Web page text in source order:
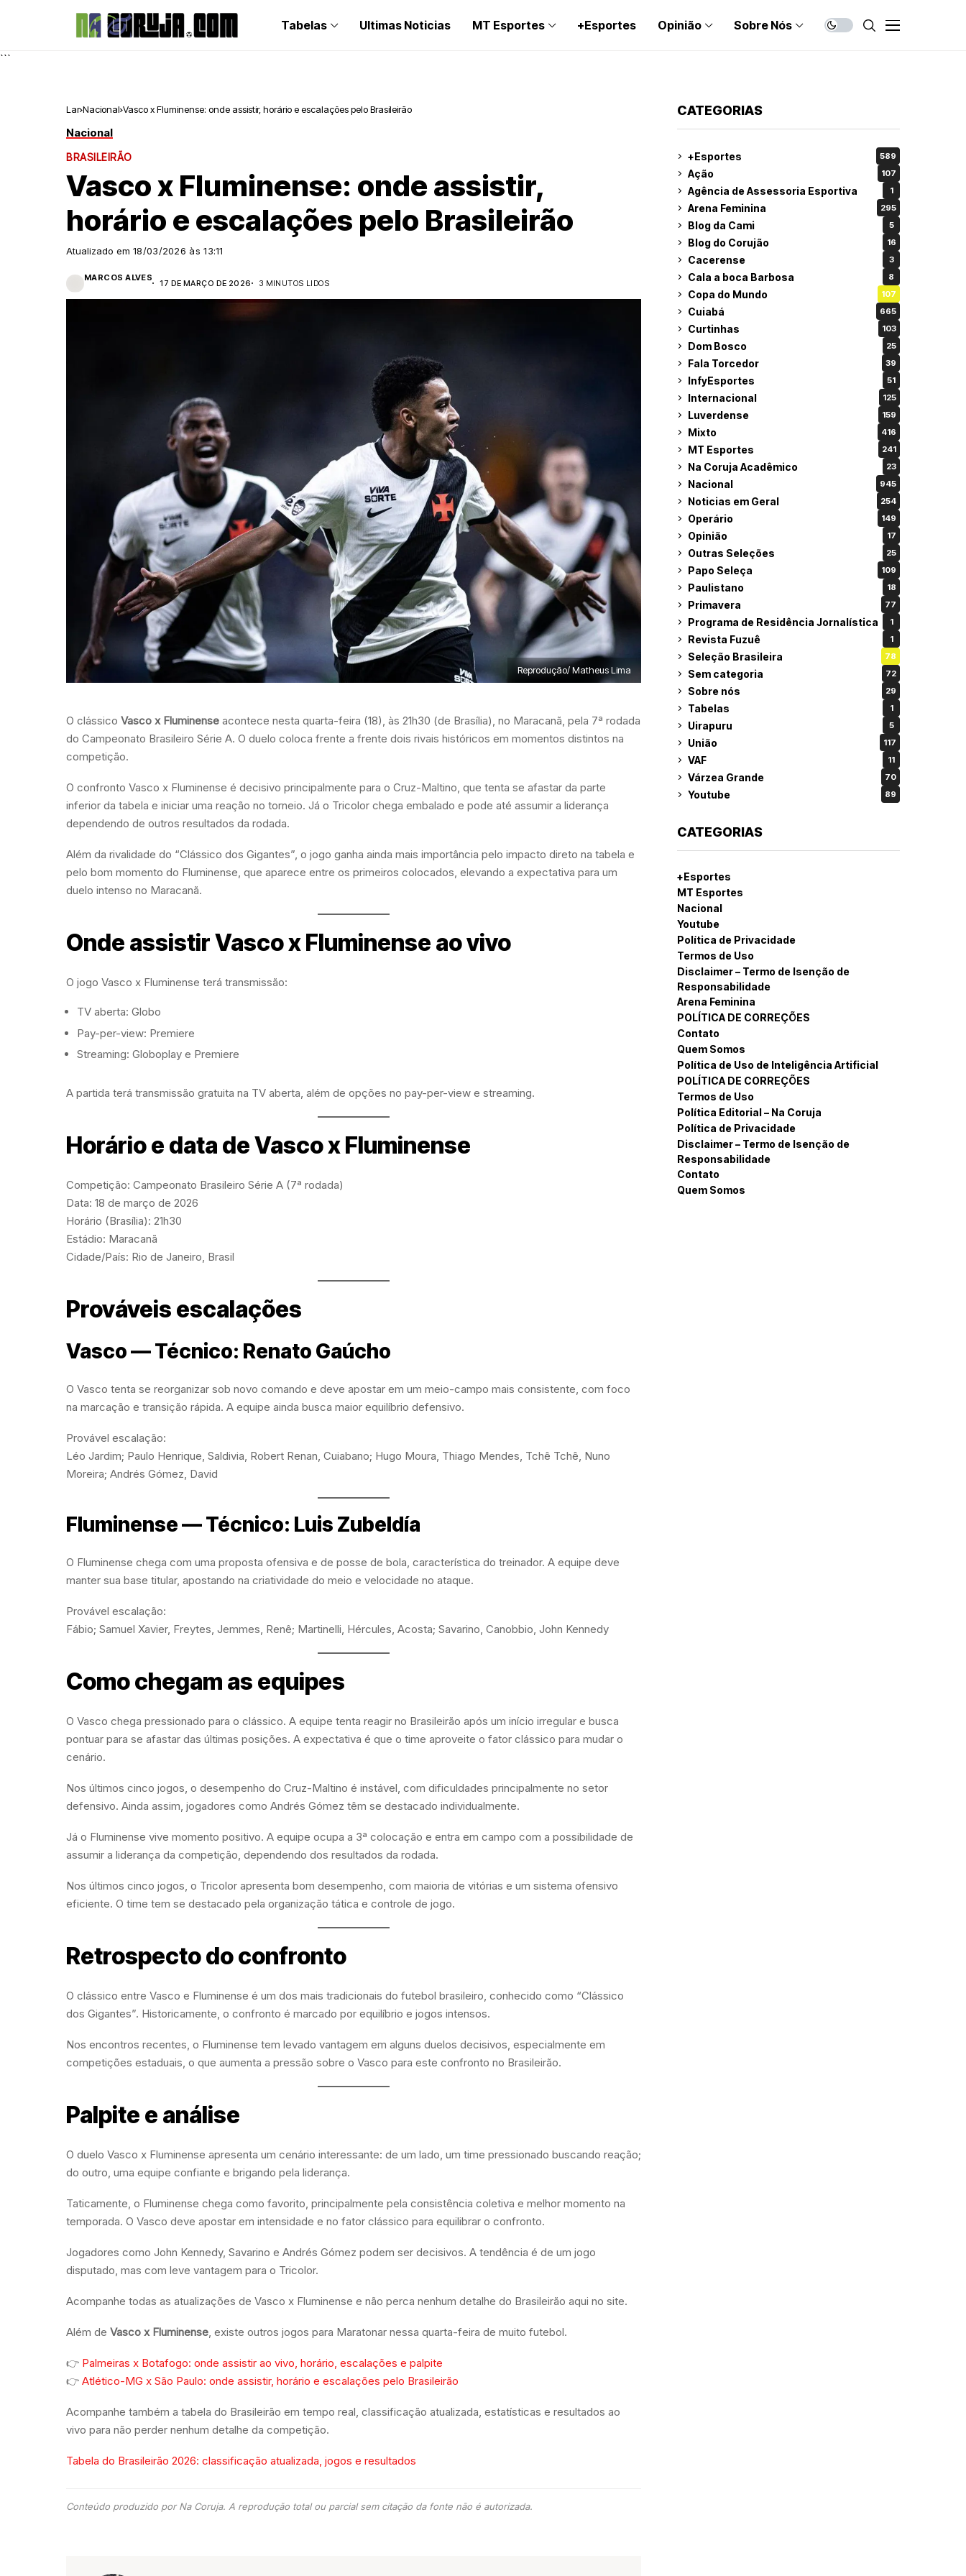
Tabelas Ultimas Noticias MT Esportes +Esportes Opinião Sobre Nós
```
Lar Nacional Vasco x Fluminense: onde assistir, horário e escalações pelo Brasileirão
Nacional
BRASILEIRÃO
Vasco x Fluminense: onde assistir,
horário e escalações pelo Brasileirão
Atualizado em 18/03/2026 às 13:11
MARCOS ALVES
17 DE MARÇO DE 2026 3 MINUTOS LIDOS
Reprodução/ Matheus Lima
O clássico Vasco x Fluminense acontece nesta quarta-feira (18), às 21h30 (de Brasília), no Maracanã, pela 7ª rodada
do Campeonato Brasileiro Série A. O duelo coloca frente a frente dois rivais históricos em momentos distintos na
competição.
O confronto Vasco x Fluminense é decisivo principalmente para o Cruz-Maltino, que tenta se afastar da parte
inferior da tabela e iniciar uma reação no torneio. Já o Tricolor chega embalado e pode até assumir a liderança
dependendo de outros resultados da rodada.
Além da rivalidade do “Clássico dos Gigantes”, o jogo ganha ainda mais importância pelo impacto direto na tabela e
pelo bom momento do Fluminense, que aparece entre os primeiros colocados, elevando a expectativa para um
duelo intenso no Maracanã.
Onde assistir Vasco x Fluminense ao vivo
O jogo Vasco x Fluminense terá transmissão:
TV aberta: Globo
Pay-per-view: Premiere
Streaming: Globoplay e Premiere
A partida terá transmissão gratuita na TV aberta, além de opções no pay-per-view e streaming.
Horário e data de Vasco x Fluminense
Competição: Campeonato Brasileiro Série A (7ª rodada)
Data: 18 de março de 2026
Horário (Brasília): 21h30
Estádio: Maracanã
Cidade/País: Rio de Janeiro, Brasil
Prováveis escalações
Vasco — Técnico: Renato Gaúcho
O Vasco tenta se reorganizar sob novo comando e deve apostar em um meio-campo mais consistente, com foco
na marcação e transição rápida. A equipe ainda busca maior equilíbrio defensivo.
Provável escalação:
Léo Jardim; Paulo Henrique, Saldivia, Robert Renan, Cuiabano; Hugo Moura, Thiago Mendes, Tchê Tchê, Nuno
Moreira; Andrés Gómez, David
Fluminense — Técnico: Luis Zubeldía
O Fluminense chega com uma proposta ofensiva e de posse de bola, característica do treinador. A equipe deve
manter sua base titular, apostando na criatividade do meio e velocidade no ataque.
Provável escalação:
Fábio; Samuel Xavier, Freytes, Jemmes, Renê; Martinelli, Hércules, Acosta; Savarino, Canobbio, John Kennedy
Como chegam as equipes
O Vasco chega pressionado para o clássico. A equipe tenta reagir no Brasileirão após um início irregular e busca
pontuar para se afastar das últimas posições. A expectativa é que o time aproveite o fator clássico para mudar o
cenário.
Nos últimos cinco jogos, o desempenho do Cruz-Maltino é instável, com dificuldades principalmente no setor
defensivo. Ainda assim, jogadores como Andrés Gómez têm se destacado individualmente.
Já o Fluminense vive momento positivo. A equipe ocupa a 3ª colocação e entra em campo com a possibilidade de
assumir a liderança da competição, dependendo dos resultados da rodada.
Nos últimos cinco jogos, o Tricolor apresenta bom desempenho, com maioria de vitórias e um sistema ofensivo
eficiente. O time tem se destacado pela organização tática e controle de jogo.
Retrospecto do confronto
O clássico entre Vasco e Fluminense é um dos mais tradicionais do futebol brasileiro, conhecido como “Clássico
dos Gigantes”. Historicamente, o confronto é marcado por equilíbrio e jogos intensos.
Nos encontros recentes, o Fluminense tem levado vantagem em alguns duelos decisivos, especialmente em
competições estaduais, o que aumenta a pressão sobre o Vasco para este confronto no Brasileirão.
Palpite e análise
O duelo Vasco x Fluminense apresenta um cenário interessante: de um lado, um time pressionado buscando reação;
do outro, uma equipe confiante e brigando pela liderança.
Taticamente, o Fluminense chega como favorito, principalmente pela consistência coletiva e melhor momento na
temporada. O Vasco deve apostar em intensidade e no fator clássico para equilibrar o confronto.
Jogadores como John Kennedy, Savarino e Andrés Gómez podem ser decisivos. A tendência é de um jogo
disputado, mas com leve vantagem para o Tricolor.
Acompanhe todas as atualizações de Vasco x Fluminense e não perca nenhum detalhe do Brasileirão aqui no site.
Além de Vasco x Fluminense, existe outros jogos para Maratonar nessa quarta-feira de muito futebol.
👉 Palmeiras x Botafogo: onde assistir ao vivo, horário, escalações e palpite
👉 Atlético-MG x São Paulo: onde assistir, horário e escalações pelo Brasileirão
Acompanhe também a tabela do Brasileirão em tempo real, classificação atualizada, estatísticas e resultados ao
vivo para não perder nenhum detalhe da competição.
Tabela do Brasileirão 2026: classificação atualizada, jogos e resultados
Conteúdo produzido por Na Coruja. A reprodução total ou parcial sem citação da fonte não é autorizada.
CATEGORIAS
+Esportes 589
Ação 107
Agência de Assessoria Esportiva 1
Arena Feminina 295
Blog da Cami 5
Blog do Corujão 16
Cacerense 3
Cala a boca Barbosa 8
Copa do Mundo 107
Cuiabá 665
Curtinhas 103
Dom Bosco 25
Fala Torcedor 39
InfyEsportes 51
Internacional 125
Luverdense 159
Mixto 416
MT Esportes 241
Na Coruja Acadêmico 23
Nacional 945
Noticias em Geral 254
Operário 149
Opinião 17
Outras Seleções 25
Papo Seleça 109
Paulistano 18
Primavera 77
Programa de Residência Jornalística 1
Revista Fuzuê 1
Seleção Brasileira 78
Sem categoria 72
Sobre nós 29
Tabelas 1
Uirapuru 5
União 117
VAF 11
Várzea Grande 70
Youtube 89
CATEGORIAS
+Esportes
MT Esportes
Nacional
Youtube
Política de Privacidade
Termos de Uso
Disclaimer – Termo de Isenção de
Responsabilidade
Arena Feminina
POLÍTICA DE CORREÇÕES
Contato
Quem Somos
Política de Uso de Inteligência Artificial
POLÍTICA DE CORREÇÕES
Termos de Uso
Política Editorial – Na Coruja
Política de Privacidade
Disclaimer – Termo de Isenção de
Responsabilidade
Contato
Quem Somos